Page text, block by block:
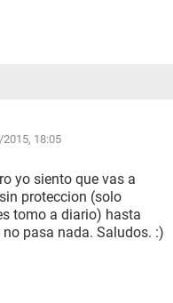
18:05
yo siento que vas a
proteccion (solo
tomo a diario) hasta
pasa nada. Saludos. :)